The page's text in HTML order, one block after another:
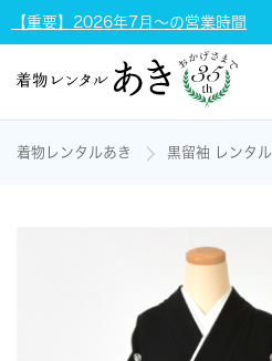
【重要】2026年7月～の営業時間
着物レンタルあき 黒留袖 レンタル